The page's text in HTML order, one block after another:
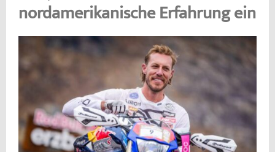
nordamerikanische Erfahrung ein